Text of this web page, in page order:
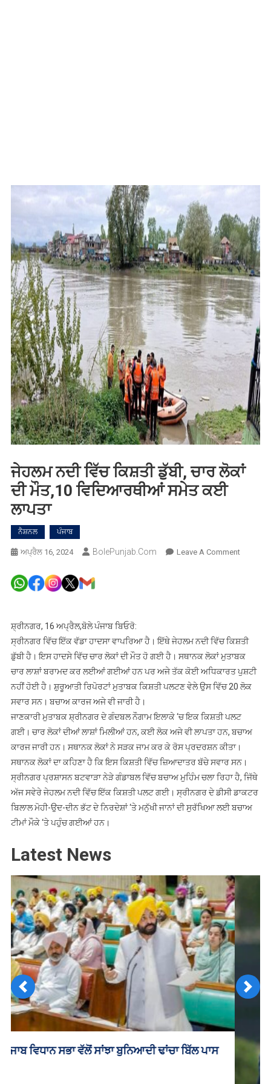
ਜੇਹਲਮ ਨਦੀ ਵਿੱਚ ਕਿਸ਼ਤੀ ਡੁੱਬੀ, ਚਾਰ ਲੋਕਾਂ
ਦੀ ਮੌਤ,10 ਵਿਦਿਆਰਥੀਆਂ ਸਮੇਤ ਕਈ
ਲਾਪਤਾ
ਨੈਸ਼ਨਲ ਪੰਜਾਬ
ਅਪ੍ਰੈਲ 16, 2024 BolePunjab.com Leave A CommentOn
ਚਾਰ
ਮੌਤ,10
ਕਈ
ਲਾਪਤਾ
ਸ਼੍ਰੀਨਗਰ, 16 ਅਪ੍ਰੈਲ,ਬੋਲੇ ਪੰਜਾਬ ਬਿਓਰੋ:
ਸ੍ਰੀਨਗਰ ਵਿੱਚ ਇੱਕ ਵੱਡਾ ਹਾਦਸਾ ਵਾਪਰਿਆ ਹੈ। ਇੱਥੇ ਜੇਹਲਮ ਨਦੀ ਵਿੱਚ ਕਿਸ਼ਤੀ
ਡੁੱਬੀ ਹੈ। ਇਸ ਹਾਦਸੇ ਵਿੱਚ ਚਾਰ ਲੋਕਾਂ ਦੀ ਮੌਤ ਹੋ ਗਈ ਹੈ। ਸਥਾਨਕ ਲੋਕਾਂ ਮੁਤਾਬਕ
ਚਾਰ ਲਾਸ਼ਾਂ ਬਰਾਮਦ ਕਰ ਲਈਆਂ ਗਈਆਂ ਹਨ ਪਰ ਅਜੇ ਤੱਕ ਕੋਈ ਅਧਿਕਾਰਤ ਪੁਸ਼ਟੀ
ਨਹੀਂ ਹੋਈ ਹੈ। ਸ਼ੁਰੂਆਤੀ ਰਿਪੋਰਟਾਂ ਮੁਤਾਬਕ ਕਿਸ਼ਤੀ ਪਲਟਣ ਵੇਲੇ ਉਸ ਵਿੱਚ 20 ਲੋਕ
ਸਵਾਰ ਸਨ। ਬਚਾਅ ਕਾਰਜ ਅਜੇ ਵੀ ਜਾਰੀ ਹੈ।
ਜਾਣਕਾਰੀ ਮੁਤਾਬਕ ਸ਼੍ਰੀਨਗਰ ਦੇ ਗੰਦਬਲ ਨੌਗਾਮ ਇਲਾਕੇ ‘ਚ ਇਕ ਕਿਸ਼ਤੀ ਪਲਟ
ਗਈ। ਚਾਰ ਲੋਕਾਂ ਦੀਆਂ ਲਾਸ਼ਾਂ ਮਿਲੀਆਂ ਹਨ, ਕਈ ਲੋਕ ਅਜੇ ਵੀ ਲਾਪਤਾ ਹਨ, ਬਚਾਅ
ਕਾਰਜ ਜਾਰੀ ਹਨ। ਸਥਾਨਕ ਲੋਕਾਂ ਨੇ ਸੜਕ ਜਾਮ ਕਰ ਕੇ ਰੋਸ ਪ੍ਰਦਰਸ਼ਨ ਕੀਤਾ।
ਸਥਾਨਕ ਲੋਕਾਂ ਦਾ ਕਹਿਣਾ ਹੈ ਕਿ ਇਸ ਕਿਸ਼ਤੀ ਵਿੱਚ ਜ਼ਿਆਦਾਤਰ ਬੱਚੇ ਸਵਾਰ ਸਨ।
ਸ੍ਰੀਨਗਰ ਪ੍ਰਸ਼ਾਸਨ ਬਟਵਾੜਾ ਨੇੜੇ ਗੰਡਾਬਲ ਵਿੱਚ ਬਚਾਅ ਮੁਹਿੰਮ ਚਲਾ ਰਿਹਾ ਹੈ, ਜਿੱਥੇ
ਅੱਜ ਸਵੇਰੇ ਜੇਹਲਮ ਨਦੀ ਵਿੱਚ ਇੱਕ ਕਿਸ਼ਤੀ ਪਲਟ ਗਈ। ਸ੍ਰੀਨਗਰ ਦੇ ਡੀਸੀ ਡਾਕਟਰ
ਬਿਲਾਲ ਮੋਹੀ-ਉਦ-ਦੀਨ ਭੱਟ ਦੇ ਨਿਰਦੇਸ਼ਾਂ ‘ਤੇ ਮਨੁੱਖੀ ਜਾਨਾਂ ਦੀ ਸੁਰੱਖਿਆ ਲਈ ਬਚਾਅ
ਟੀਮਾਂ ਮੌਕੇ ‘ਤੇ ਪਹੁੰਚ ਗਈਆਂ ਹਨ।
Latest News
Previous Next